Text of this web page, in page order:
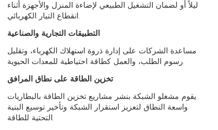
ليلاً أو لضمان التشغيل الطبيعي لإضاءة المنزل والأجهزة أثناء
انقطاع التيار الكهربائي.
التطبيقات التجارية والصناعية
مساعدة الشركات على إدارة ذروة استهلاك الكهرباء، وتقليل
رسوم الطلب، والعمل كطاقة احتياطية للمعدات الحيوية.
تخزين الطاقة على نطاق المرافق
يقوم مشغلو الشبكة بنشر مشاريع تخزين الطاقة بالبطاريات
واسعة النطاق لتعزيز استقرار الشبكة وتأخير توسيع البنية
التحتية للطاقة.